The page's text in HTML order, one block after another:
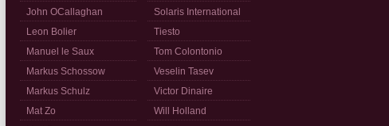
John OCallaghan
Leon Bolier
Manuel le Saux
Markus Schossow
Markus Schulz
Mat Zo
Solaris International
Tiesto
Tom Colontonio
Veselin Tasev
Victor Dinaire
Will Holland